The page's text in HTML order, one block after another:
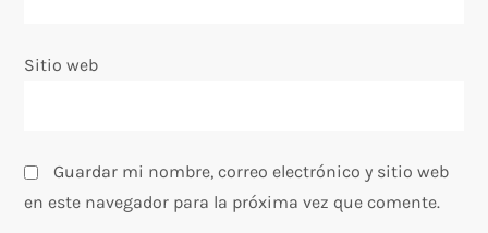
a
a
s
Sitio web
Guardar mi nombre, correo electrónico y sitio web
en este navegador para la próxima vez que comente.